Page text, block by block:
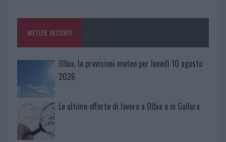
o
k
p
NOTIZIE RECENTI
Olbia, le previsioni meteo per lunedì 10 agosto
2026
Le ultime offerte di lavoro a Olbia e in Gallura